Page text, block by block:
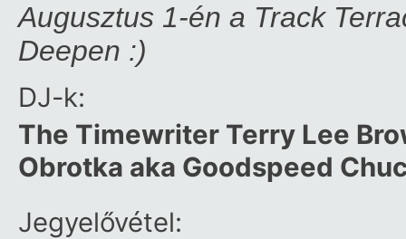
Augusztus 1-én a Track
Deepen :)
DJ-k:
The Timewriter Terry Lee
Obrotka aka Goodspeed
Jegyelővétel: